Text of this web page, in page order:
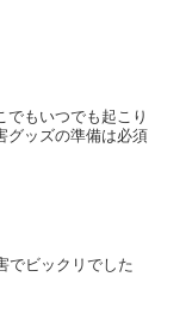
でもいつでも起こり
グッズの準備は必須
でビックリでした